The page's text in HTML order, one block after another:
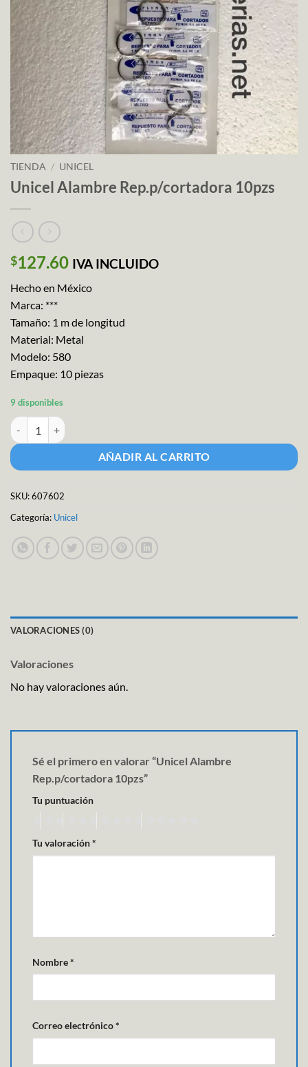
TIENDA / UNICEL
Unicel Alambre Rep.p/cortadora 10pzs
$127.60 IVA INCLUIDO
Hecho en México
Marca: ***
Tamaño: 1 m de longitud
Material: Metal
Modelo: 580
Empaque: 10 piezas
9 disponibles
Unicel Alambre Rep.p/cortadora 10pzs cantidad
AÑADIR AL CARRITO
SKU:607602
Categoría: Unicel
VALORACIONES (0)
Valoraciones
No hay valoraciones aún.
Sé el primero en valorar “Unicel Alambre
Rep.p/cortadora 10pzs”
Tu puntuación
Tu valoración*
Nombre*
Correo electrónico*